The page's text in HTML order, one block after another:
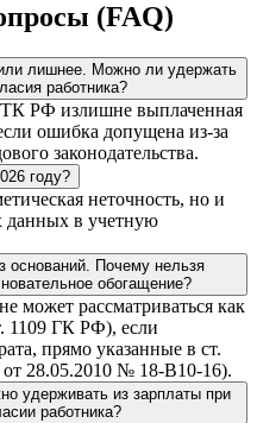
(FAQ)
лишнее. Можно ли удержать
работника?
РФ излишне выплаченная
ошибка допущена из-за
законодательства.
году?
неточность, но и
данных в учетную
оснований. Почему нельзя
обогащение?
может рассматриваться как
1109 ГК РФ), если
прямо указанные в ст.
28.05.2010 № 18-В10-16).
удерживать из зарплаты при
работника?